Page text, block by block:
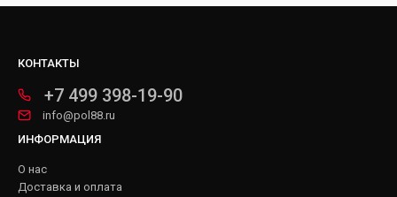
КОНТАКТЫ
+7 499 398-19-90
info@pol88.ru
ИНФОРМАЦИЯ
О нас
Доставка и оплата